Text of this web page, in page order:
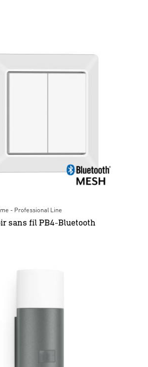
- Professional Line
sans fil PB4-Bluetooth